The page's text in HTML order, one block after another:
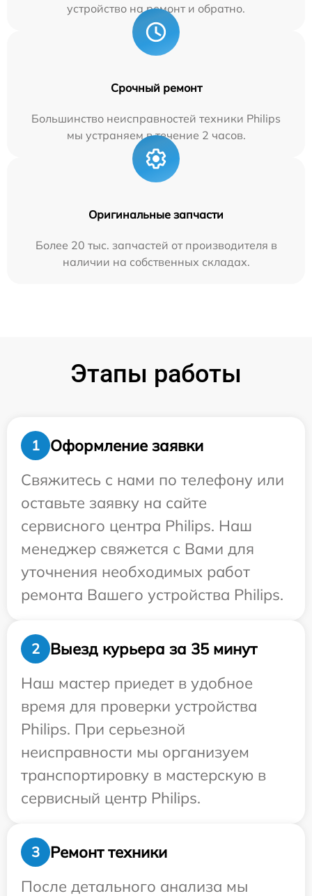
устройство на ремонт и обратно.
Срочный ремонт
Большинство неисправностей техники Philips
мы устраняем в течение 2 часов.
Оригинальные запчасти
Более 20 тыс. запчастей от производителя в
наличии на собственных складах.
Этапы работы
1
Оформление заявки
Свяжитесь с нами по телефону или
оставьте заявку на сайте
сервисного центра Philips. Наш
менеджер свяжется с Вами для
уточнения необходимых работ
ремонта Вашего устройства Philips.
2
Выезд курьера за 35 минут
Наш мастер приедет в удобное
время для проверки устройства
Philips. При серьезной
неисправности мы организуем
транспортировку в мастерскую в
сервисный центр Philips.
3
Ремонт техники
После детального анализа мы